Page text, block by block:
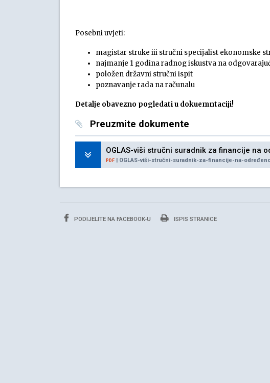
Posebni uvjeti:
magistar struke iii stručni specijalist ekonomske
najmanje 1 godina radnog iskustva na
položen državni stručni ispit
poznavanje rada na računalu
Detalje obavezno pogledati u dokuemntaciji!
Preuzmite dokumente
OGLAS-viši stručni suradnik za financije na
PDF | OGLAS-viši-stručni-suradnik-za-financije-na-
PODIJELITE NA FACEBOOK-U ISPIS STRANICE